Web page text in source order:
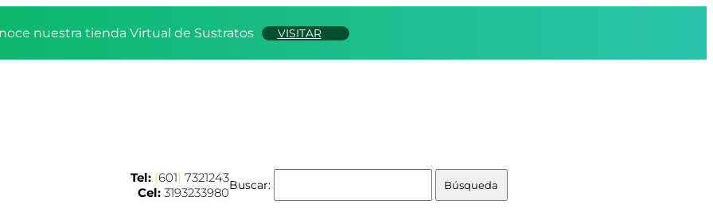
nuestra tienda Virtual de Sustratos VISITAR
Tel: (601) 7321243
Cel:3193233980Buscar: